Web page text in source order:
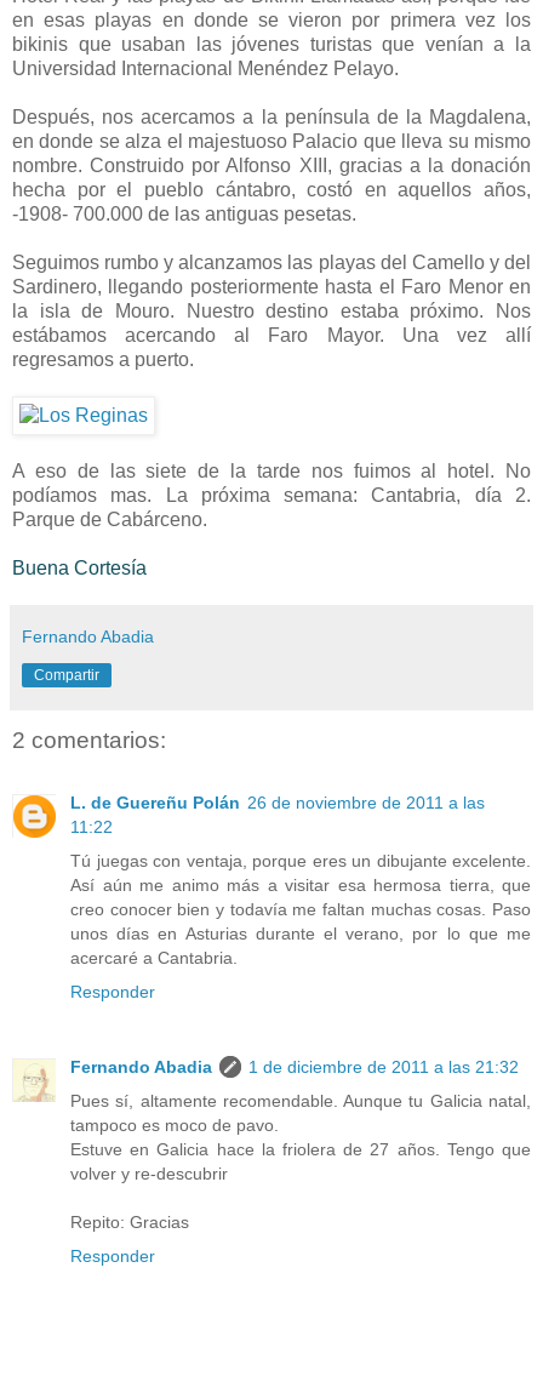
en esas playas en donde se vieron por primera vez los
bikinis que usaban las jóvenes turistas que venían a la
Universidad Internacional Menéndez Pelayo.
Después, nos acercamos a la península de la Magdalena,
en donde se alza el majestuoso Palacio que lleva su mismo
nombre. Construido por Alfonso XIII, gracias a la donación
hecha por el pueblo cántabro, costó en aquellos años,
-1908- 700.000 de las antiguas pesetas.
Seguimos rumbo y alcanzamos las playas del Camello y del
Sardinero, llegando posteriormente hasta el Faro Menor en
la isla de Mouro. Nuestro destino estaba próximo. Nos
estábamos acercando al Faro Mayor. Una vez allí
regresamos a puerto.
A eso de las siete de la tarde nos fuimos al hotel. No
podíamos mas. La próxima semana: Cantabria, día 2.
Parque de Cabárceno.
Buena Cortesía
Fernando Abadia
Compartir
2 comentarios:
L. de Guereñu Polán 26 de noviembre de 2011 a las
11:22
Tú juegas con ventaja, porque eres un dibujante excelente.
Así aún me animo más a visitar esa hermosa tierra, que
creo conocer bien y todavía me faltan muchas cosas. Paso
unos días en Asturias durante el verano, por lo que me
acercaré a Cantabria.
Responder
Fernando Abadia
1 de diciembre de 2011 a las 21:32
Pues sí, altamente recomendable. Aunque tu Galicia natal,
tampoco es moco de pavo.
Estuve en Galicia hace la friolera de 27 años. Tengo que
volver y re-descubrir
Repito: Gracias
Responder